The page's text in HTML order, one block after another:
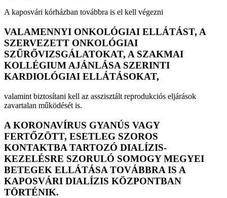
A kaposvári kórházban továbbra is el kell végezni
VALAMENNYI ONKOLÓGIAI ELLÁTÁST, A
SZERVEZETT ONKOLÓGIAI
SZŰRŐVIZSGÁLATOKAT, A SZAKMAI
KOLLÉGIUM AJÁNLÁSA SZERINTI
KARDIOLÓGIAI ELLÁTÁSOKAT,
valamint biztosítani kell az asszisztált reprodukciós eljárások
zavartalan működését is.
A KORONAVÍRUS GYANÚS VAGY
FERTŐZÖTT, ESETLEG SZOROS
KONTAKTBA TARTOZÓ DIALÍZIS-
KEZELÉSRE SZORULÓ SOMOGY MEGYEI
BETEGEK ELLÁTÁSA TOVÁBBRA IS A
KAPOSVÁRI DIALÍZIS KÖZPONTBAN
TÖRTÉNIK.